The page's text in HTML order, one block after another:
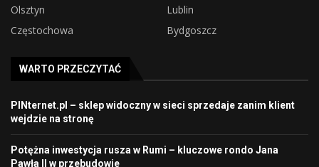
Olsztyn
Lublin
Częstochowa
Bydgoszcz
WARTO PRZECZYTAĆ
PINternet.pl – sklep widoczny w sieci sprzedaje zanim klient
wejdzie na stronę
Potężna inwestycja rusza w Rumi – kluczowe rondo Jana
Pawła II w przebudowie